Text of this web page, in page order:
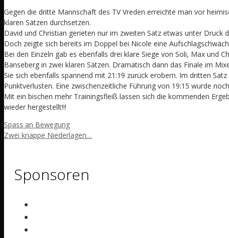
Gegen die dritte Mannschaft des TV Vreden erreichte man vor
klaren Sätzen durchsetzen.
David und Christian gerieten nur im zweiten Satz etwas unter Druck
Doch zeigte sich bereits im Doppel bei Nicole eine
Bei den Einzeln gab es ebenfalls drei klare Siege von Soli, Max und
Banseberg in zwei klaren Sätzen. Dramatisch dann das Finale im
Sie sich ebenfalls spannend mit 21:19 zurück erobern. Im dritten
Punktverlusten. Eine zwischenzeitliche Führung von 19:15 wurde
Mit ein bischen mehr Trainingsfleiß lassen sich die kommenden
wieder hergestellt!!!
Spass an Bewegung
Zwei knappe Niederlagen…
Sponsoren